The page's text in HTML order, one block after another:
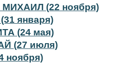
МИХАИЛ (22 ноября)
января)
(24 мая)
(27 июля)
ноября)